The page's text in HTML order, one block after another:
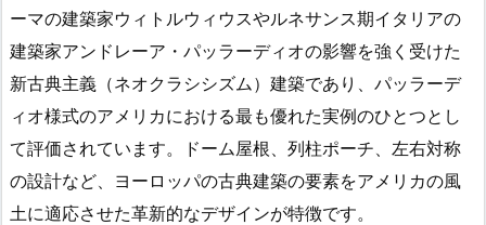
ーマの建築家ウィトルウィウスやルネサンス期イタリアの
建築家アンドレーア・パッラーディオの影響を強く受けた
新古典主義（ネオクラシシズム）建築であり、パッラーデ
ィオ様式のアメリカにおける最も優れた実例のひとつとし
て評価されています。ドーム屋根、列柱ポーチ、左右対称
の設計など、ヨーロッパの古典建築の要素をアメリカの風
土に適応させた革新的なデザインが特徴です。